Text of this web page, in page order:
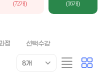
(72개) (16개)
정 선택수강
8개
리
스
카
드